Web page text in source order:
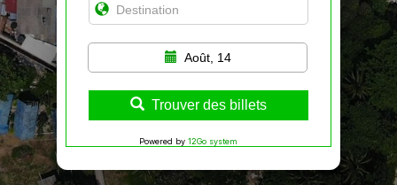
Août, 14
Trouver des billets
Powered by 12Go system